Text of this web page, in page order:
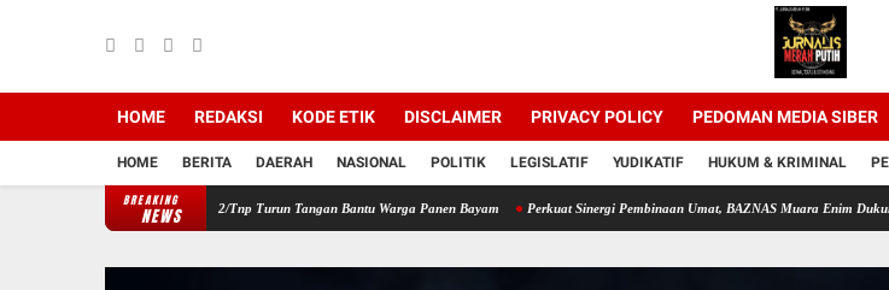
HOME REDAKSI KODE ETIK DISCLAIMER PRIVACY POLICY PEDOMAN MEDIA SIBER
HOME BERITA DAERAH NASIONAL POLITIK LEGISLATIF YUDIKATIF HUKUM & KRIMINAL
BREAKING
NEWS
Babinsa Koramil 12/Tnp Turun Tangan Bantu Warga Panen Bayam Perkuat Sinergi Pembinaan Umat, BAZNAS Muara Enim Dukung Program